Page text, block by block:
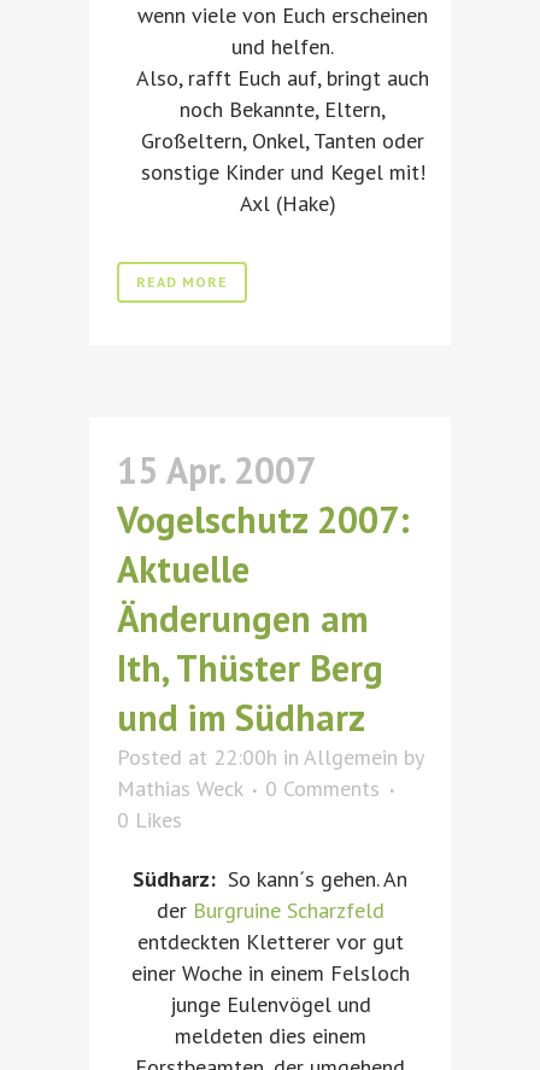
wenn viele von Euch erscheinen
und helfen.
Also, rafft Euch auf, bringt auch
noch Bekannte, Eltern,
Großeltern, Onkel, Tanten oder
sonstige Kinder und Kegel mit!
Axl (Hake)
READ MORE
15 Apr. 2007
Vogelschutz 2007:
Aktuelle
Änderungen am
Ith, Thüster Berg
und im Südharz
Posted at 22:00h in Allgemein by
Mathias Weck
0 Comments
0 Likes
Südharz: So kann´s gehen. An
der Burgruine Scharzfeld
entdeckten Kletterer vor gut
einer Woche in einem Felsloch
junge Eulenvögel und
meldeten dies einem